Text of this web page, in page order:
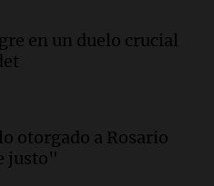
en accidente en
tras el
docente
en un duelo crucial
otorgado a Rosario
justo"